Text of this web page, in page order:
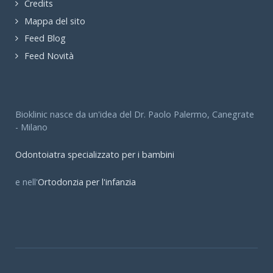
Credits
Mappa del sito
Feed Blog
Feed Novità
Bioklinic nasce da un'idea del Dr. Paolo Palermo, Canegrate
- Milano
Odontoiatra specializzato per i bambini
e nell'Ortodonzia per l'infanzia